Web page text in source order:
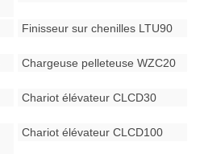
Finisseur sur chenilles LTU90
Chargeuse pelleteuse WZC20
Chariot élévateur CLCD30
Chariot élévateur CLCD100